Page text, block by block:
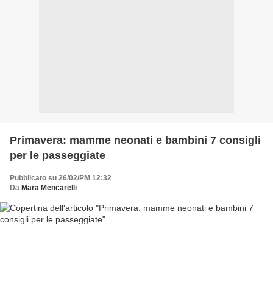
Primavera: mamme neonati e bambini 7 consigli
per le passeggiate
Pubblicato su 26/02/PM 12:32
Da Mara Mencarelli